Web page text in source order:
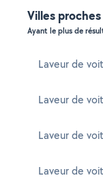
Villes proches
Ayant le plus de
Laveur de
Laveur de
Laveur de
Laveur de